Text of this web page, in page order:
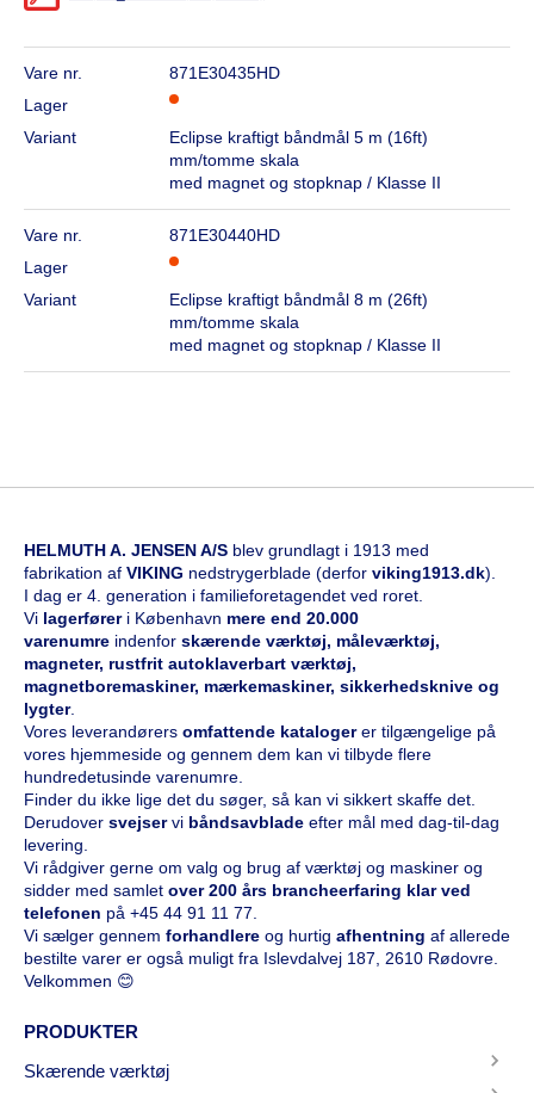
Vare nr.
871E30435HD
Lager
Variant
Eclipse kraftigt båndmål 5 m (16ft)
mm/tomme skala
med magnet og stopknap / Klasse II
Vare nr.
871E30440HD
Lager
Variant
Eclipse kraftigt båndmål 8 m (26ft)
mm/tomme skala
med magnet og stopknap / Klasse II
HELMUTH A. JENSEN A/S blev grundlagt i 1913 med
fabrikation af VIKING nedstrygerblade (derfor viking1913.dk).
I dag er 4. generation i familieforetagendet ved roret.
Vi lagerfører i København mere end 20.000
varenumre indenfor skærende værktøj, måleværktøj,
magneter, rustfrit autoklaverbart værktøj,
magnetboremaskiner, mærkemaskiner, sikkerhedsknive og
lygter.
Vores leverandørers omfattende katalogerer tilgængelige på
vores hjemmeside og gennem dem kan vi tilbyde flere
hundredetusinde varenumre.
Finder du ikke lige det du søger, så kan vi sikkert skaffe det.
Derudover svejservi båndsavblade efter mål med dag-til-dag
levering.
Vi rådgiver gerne om valg og brug af værktøj og maskiner og
sidder med samlet over 200 års brancheerfaring klar ved
telefonen på +45 44 91 11 77
Vi sælger gennem forhandlere og hurtig afhentning af allerede
bestilte varer er også muligt fra Islevdalvej 187, 2610 Rødovre.
Velkommen 😊
PRODUKTER
Skærende værktøj